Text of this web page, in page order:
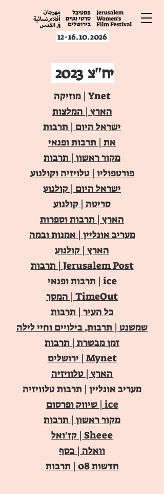
12-16.10.2026
יח"צ 2023
Ynet | מוזיקה
הארץ | המלצות
ישראל היום | תרבות
את | תרבות ופנאי
מקור ראשון | תרבות
פורטפוליו | טלויזיה וקולנוע
ישראל היום | קולנוע
סריטה | קולנוע
הארץ | תרבות וספרות
מעריב אונליין | אמנות ובמה
הארץ | קולנוע
Jerusalem Post | תרבות
ice | תרבות ופנאי
TimeOut | המסך
כל העיר | תרבות
שמשנט | תרבות, בילויים וחיי לילה
זמן מבשרת | תרבות
Mynet | ירושלים
הארץ | טלוויזיה
מעריב אונליין | תרבות טלוויזיה
ice | שיווק ופרסום
מקור ראשון | תרבות
Sheee | קז'ואל
וואלה | כסף
חדשות 08 | תרבות